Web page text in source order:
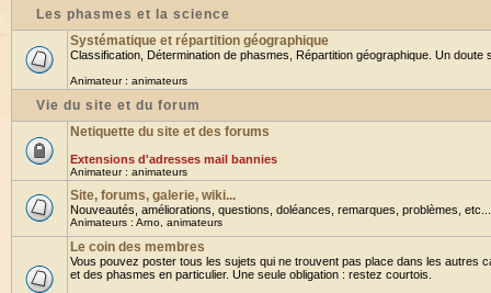
Les phasmes et la science
Systématique et répartition géographique
Classification, Détermination de phasmes, Répartition géographique. Un doute
Animateur : animateurs
Vie du site et du forum
Netiquette du site et des forums
Extensions d'adresses mail bannies
Animateur : animateurs
Site, forums, galerie, wiki...
Nouveautés, améliorations, questions, doléances, remarques, problèmes,
Animateurs : Arno animateurs
Le coin des membres
Vous pouvez poster tous les sujets qui ne trouvent pas place dans les autres
et des phasmes en particulier. Une seule obligation : restez courtois.